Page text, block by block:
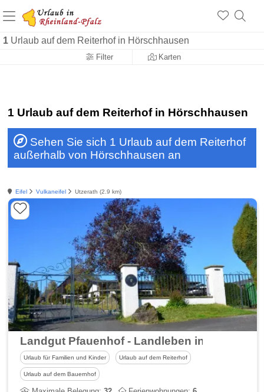
1 Urlaub auf dem Reiterhof in Hörschhausen
Filter Karten
+1.500 Unterkünfte in Rheinland-Pfalz
+1.000 Sehenswürdigkeiten
Über 25 Jahre online
1 Urlaub auf dem Reiterhof in Hörschhausen
Sehen Sie sich 1 Urlaub auf dem Reiterhof
außerhalb von Hörschhausen an
Eifel Vulkaneifel Utzerath (2.9 km)
Landgut Pfauenhof - Landleben in der Eifel
Urlaub für Familien und Kinder Urlaub auf dem Reiterhof
Urlaub auf dem Bauernhof